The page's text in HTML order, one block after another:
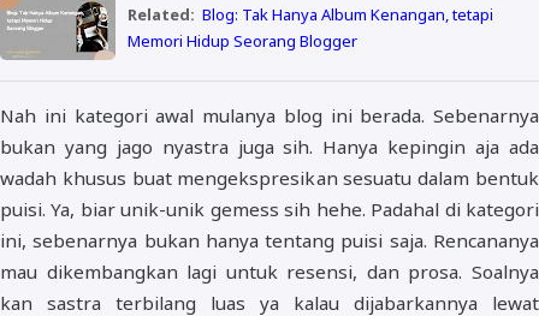
Related: Blog: Tak Hanya Album Kenangan, tetapi
Memori Hidup Seorang Blogger
Nah ini kategori awal mulanya blog ini berada. Sebenarnya
bukan yang jago nyastra juga sih. Hanya kepingin aja ada
wadah khusus buat mengekspresikan sesuatu dalam bentuk
puisi. Ya, biar unik-unik gemess sih hehe. Padahal di kategori
ini, sebenarnya bukan hanya tentang puisi saja. Rencananya
mau dikembangkan lagi untuk resensi, dan prosa. Soalnya
kan sastra terbilang luas ya kalau dijabarkannya lewat